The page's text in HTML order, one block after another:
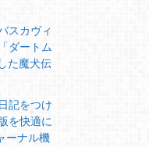
スカヴィ
ダートム
た魔犬伝
記をつけ
を快適に
ーナル機